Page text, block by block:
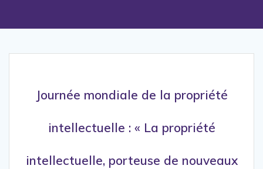
Journée mondiale de la propriété
intellectuelle : « La propriété
intellectuelle, porteuse de nouveaux